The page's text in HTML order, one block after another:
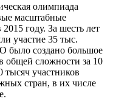
олимпиада
масштабные
году. За шесть лет
участие 35 тыс.
было создано большое
общей сложности за 10
тысяч участников
стран, в их числе